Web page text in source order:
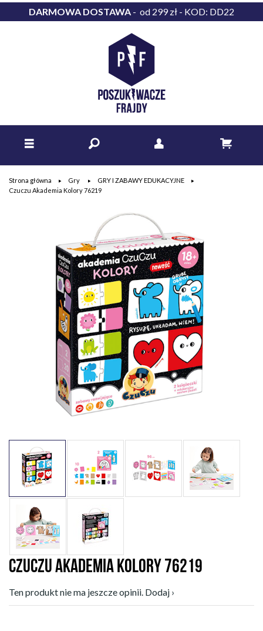
DARMOWA DOSTAWA - od 299 zł - KOD: DD22
Strona główna Gry
GRY I ZABAWY EDUKACYJNE
Czuczu Akademia Kolory 76219
CZUCZU AKADEMIA KOLORY 76219
Ten produkt nie ma jeszcze opinii. Dodaj ›